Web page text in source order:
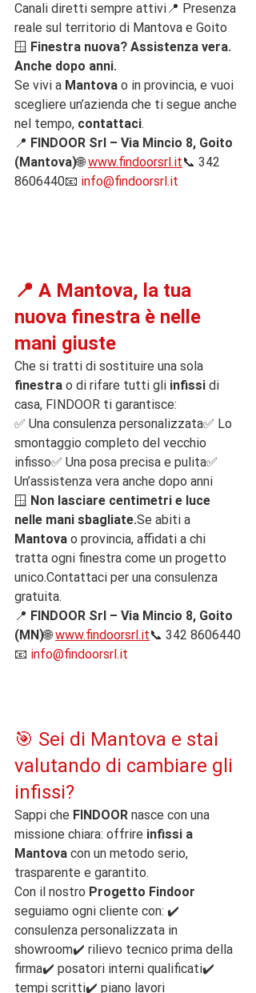
Canali diretti sempre attivi📍 Presenza
reale sul territorio di Mantova e Goito
🪟 Finestra nuova? Assistenza vera.
Anche dopo anni.
Se vivi a Mantova o in provincia, e vuoi
scegliere un’azienda che ti segue anche
nel tempo, contattaci.
📍 FINDOOR Srl – Via Mincio 8, Goito
(Mantova)🌐 www.findoorsrl.it📞 342
8606440📧 info@findoorsrl.it
📍 A Mantova, la tua
nuova finestra è nelle
mani giuste
Che si tratti di sostituire una sola
finestra o di rifare tutti gli infissi di
casa, FINDOOR ti garantisce:
✅ Una consulenza personalizzata✅ Lo
smontaggio completo del vecchio
infisso✅ Una posa precisa e pulita✅
Un’assistenza vera anche dopo anni
🪟 Non lasciare centimetri e luce
nelle mani sbagliate.Se abiti a
Mantova o provincia, affidati a chi
tratta ogni finestra come un progetto
unico.Contattaci per una consulenza
gratuita.
📍 FINDOOR Srl – Via Mincio 8, Goito
(MN)🌐 www.findoorsrl.it📞 342 8606440
📧 info@findoorsrl.it
🎯 Sei di Mantova e stai
valutando di cambiare gli
infissi?
Sappi che FINDOOR nasce con una
missione chiara: offrire infissi a
Mantova con un metodo serio,
trasparente e garantito.
Con il nostro Progetto Findoor
seguiamo ogni cliente con: ✔️
consulenza personalizzata in
showroom✔️ rilievo tecnico prima della
firma✔️ posatori interni qualificati✔️
tempi scritti✔️ piano lavori